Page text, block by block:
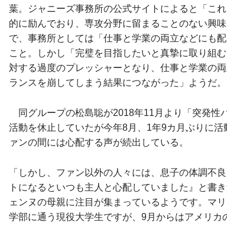
葉。ジャニーズ事務所の公式サイトによると「こ
的に励んでおり、専攻分野に留まることのない興
で、事務所としては「仕事と学業の両立などにも
こと。しかし「完璧を目指したいと真摯に取り組
対する過度のプレッシャーとなり、仕事と学業の
ランスを崩してしまう結果につながった」ようだ。
同グループの松島聡が2018年11月より「突発性
活動を休止していたが今年8月、1年9カ月ぶりに
ァンの間には心配する声が続出している。
「しかし、ファン以外の人々には、息子の体調不
トになるといつも主人と心配していました』と書
ェンヌの母親に注目が集まっているようです。マ
学部に通う現役大学生ですが、9月からはアメリ